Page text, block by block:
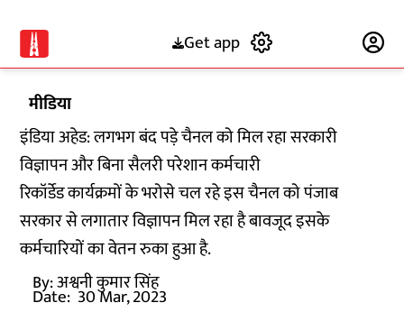
Get app
मीडिया
इंडिया अहेड: लगभग बंद पड़े चैनल को मिल रहा सरकारी
विज्ञापन और बिना सैलरी परेशान कर्मचारी
रिकॉर्डेड कार्यक्रमों के भरोसे चल रहे इस चैनल को पंजाब
सरकार से लगातार विज्ञापन मिल रहा है बावजूद इसके
कर्मचारियों का वेतन रुका हुआ है.
By:अश्वनी कुमार सिंह
Date: 30 Mar, 2023